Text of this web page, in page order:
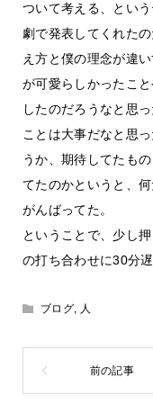
ついて考える、とい
劇で発表してくれた
え方と僕の理念が違
が可愛らしかったこ
したのだろうなと思
ことは大事だなと思
うか、期待してたも
てたのかというと、
がんばってた。
ということで、少し
の打ち合わせに30分
ブログ, 人